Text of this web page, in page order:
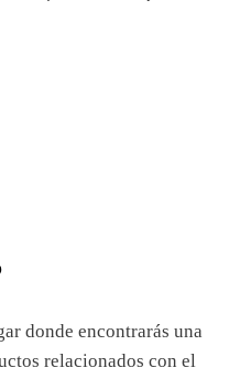
donde encontrarás una
relacionados con el